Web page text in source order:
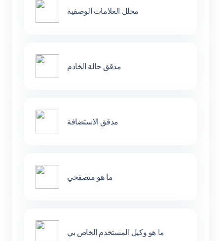
محلل العلامات الوصفية
مدقق حالة الخادم
مدقق الاستضافة
ما هو متصفحي
ما هو وكيل المستخدم الخاص بي